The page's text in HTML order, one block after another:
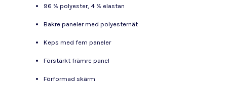
96 % polyester, 4 % elastan
Bakre paneler med polyesternät
Keps med fem paneler
Förstärkt främre panel
Förformad skärm